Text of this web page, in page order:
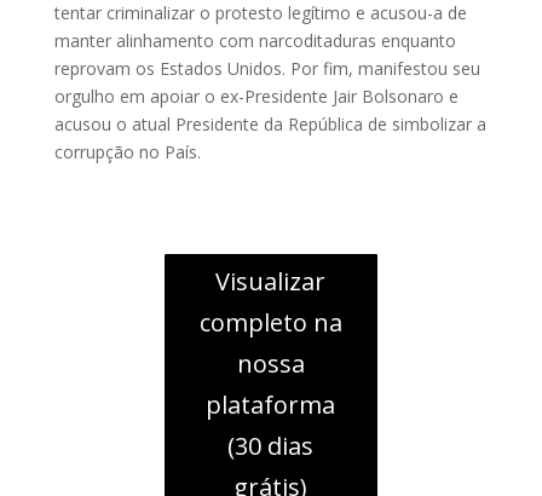
tentar criminalizar o protesto legítimo e acusou-a de
manter alinhamento com narcoditaduras enquanto
reprovam os Estados Unidos. Por fim, manifestou seu
orgulho em apoiar o ex-Presidente Jair Bolsonaro e
acusou o atual Presidente da República de simbolizar a
corrupção no País.
Visualizar
completo na
nossa
plataforma
(30 dias
grátis)